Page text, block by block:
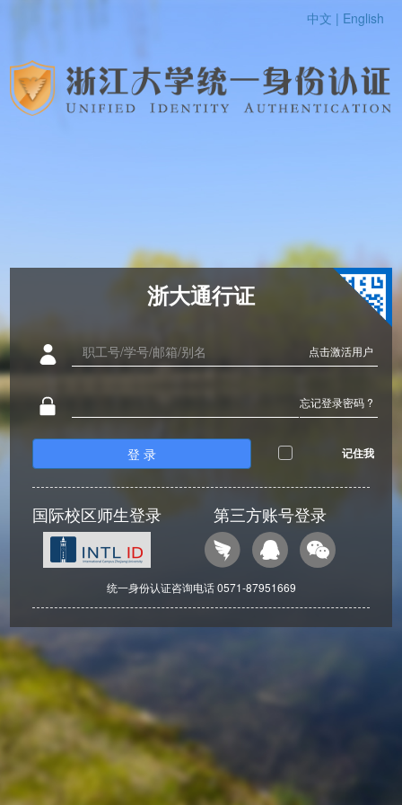
中文 | English
浙大通行证
点击激活用户
忘记登录密码 ?
登 录 记住我
国际校区师生登录 第三方账号登录
统一身份认证咨询电话 0571-87951669